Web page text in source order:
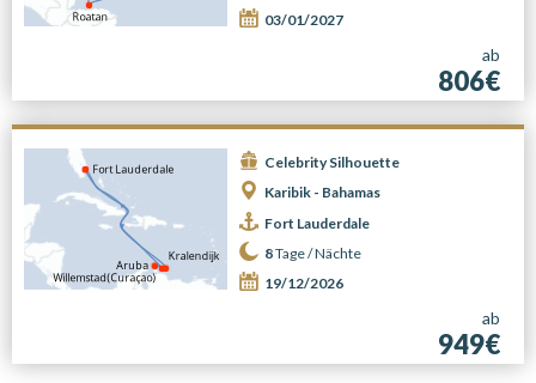
03/01/2027
ab
806€
Celebrity Silhouette
Karibik - Bahamas
Fort Lauderdale
8Tage /Nächte
19/12/2026
ab
949€